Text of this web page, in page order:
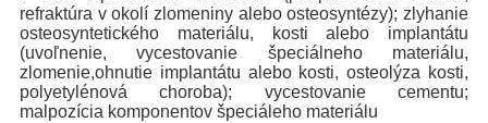
refraktúra v okolí zlomeniny alebo osteosyntézy); zlyhanie
osteosyntetického materiálu, kosti alebo implantátu
(uvoľnenie, vycestovanie špeciálneho materiálu,
zlomenie,ohnutie implantátu alebo kosti, osteolýza kosti,
polyetylénová choroba); vycestovanie cementu;
malpozícia komponentov špeciáleho materiálu